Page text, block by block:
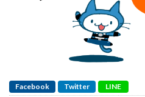
Facebook Twitter LINE